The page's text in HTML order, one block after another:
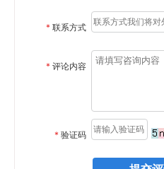
* 联系方式
* 评论内容
* 验证码